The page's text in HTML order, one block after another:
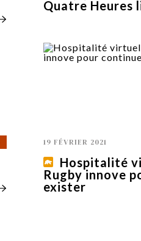
Quatre Heures
19 FÉVRIER 2021
Hospitalité
Rugby innove
exister